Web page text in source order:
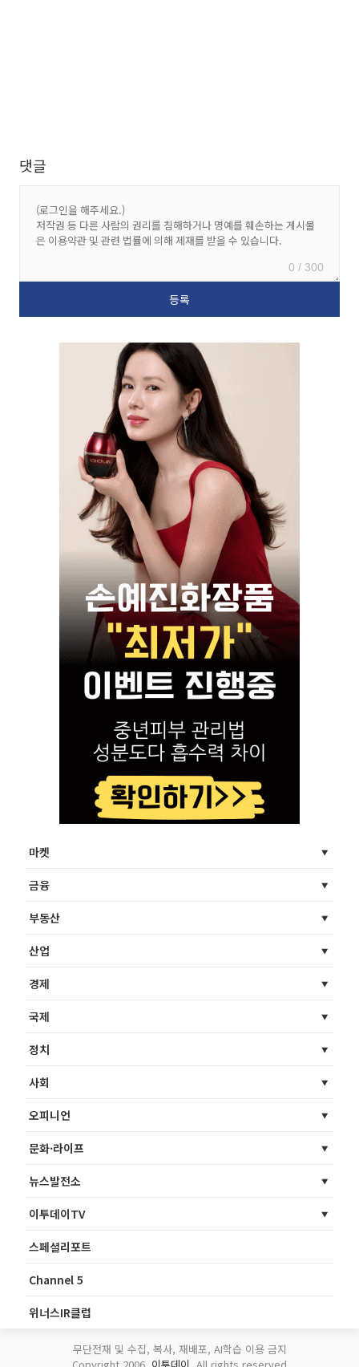
댓글
0 / 300
마켓
금융
부동산
산업
경제
국제
정치
사회
오피니언
문화·라이프
뉴스발전소
이투데이TV
스페셜리포트
Channel 5
위너스IR클럽
무단전재 및 수집, 복사, 재배포, AI학습 이용 금지